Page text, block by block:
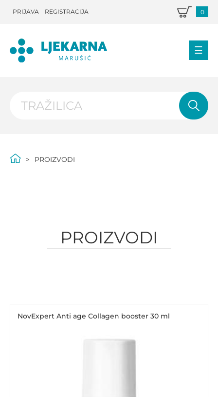
PRIJAVA REGISTRACIJA 0
PROIZVODI
PROIZVODI
NovExpert Anti age Collagen booster 30 ml